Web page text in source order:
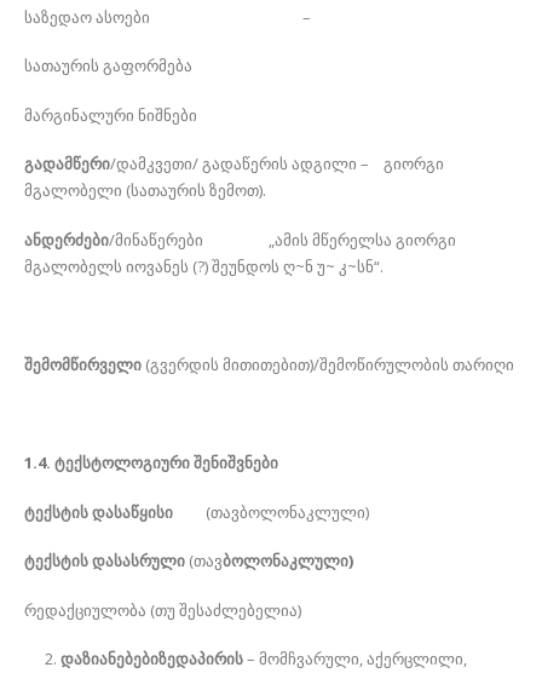
საზედაო ასოები –
სათაურის გაფორმება
მარგინალური ნიშნები
გადამწერი/დამკვეთი/ გადაწერის ადგილი – გიორგი
მგალობელი (სათაურის ზემოთ).
ანდერძები/მინაწერები „ამის მწერელსა გიორგი
მგალობელს იოვანეს (?) შეუნდოს ღ~ნ უ~ კ~სნ“.
შემომწირველი (გვერდის მითითებით)/შემოწირულობის თარიღი
1.4. ტექსტოლოგიური შენიშვნები
ტექსტის დასაწყისი (თავბოლონაკლული)
ტექსტის დასასრული (თავბოლონაკლული)
რედაქციულობა (თუ შესაძლებელია)
დაზიანებებიზედაპირის– მომჩვარული, აქერცლილი,